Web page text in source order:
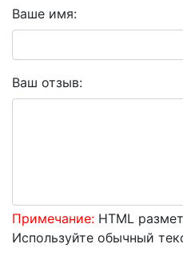
Ваше имя:
Ваш отзыв:
Примечание: HTML
Используйте обычный